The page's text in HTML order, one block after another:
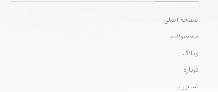
صفحه اصلی
محصولات
وبلاگ
درباره
تماس با